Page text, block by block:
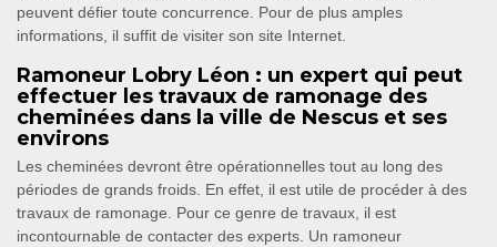
peuvent défier toute concurrence. Pour de plus amples
informations, il suffit de visiter son site Internet.
Ramoneur Lobry Léon : un expert qui peut
effectuer les travaux de ramonage des
cheminées dans la ville de Nescus et ses
environs
Les cheminées devront être opérationnelles tout au long des
périodes de grands froids. En effet, il est utile de procéder à des
travaux de ramonage. Pour ce genre de travaux, il est
incontournable de contacter des experts. Un ramoneur